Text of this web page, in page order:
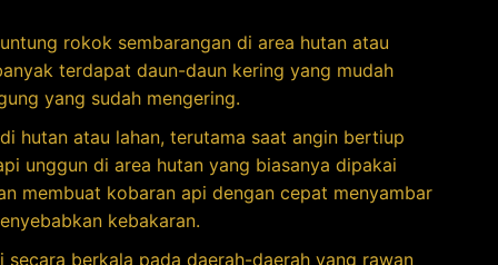
rokok sembarangan di area hutan atau
terdapat daun-daun kering yang mudah
yang sudah mengering.
hutan atau lahan, terutama saat angin bertiup
unggun di area hutan yang biasanya dipakai
membuat kobaran api dengan cepat menyambar
kebakaran.
berkala pada daerah-daerah yang rawan